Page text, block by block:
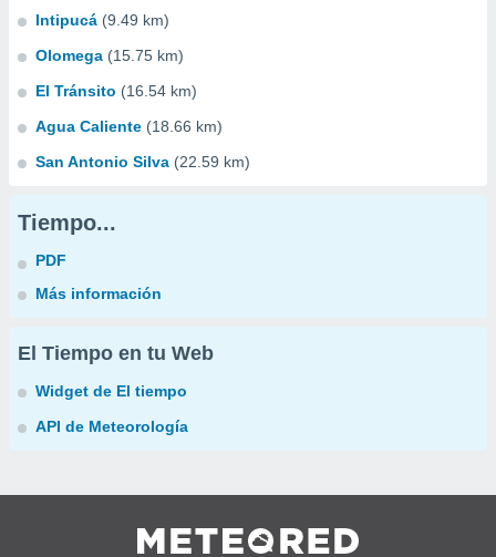
Intipucá (9.49 km)
Olomega (15.75 km)
El Tránsito (16.54 km)
Agua Caliente (18.66 km)
San Antonio Silva (22.59 km)
Tiempo...
PDF
Más información
El Tiempo en tu Web
Widget de El tiempo
API de Meteorología